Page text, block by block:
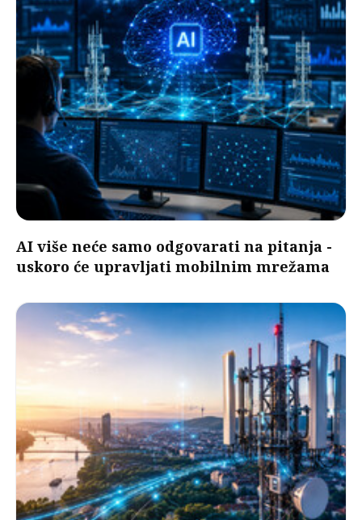
AI više neće samo odgovarati na pitanja -
uskoro će upravljati mobilnim mrežama